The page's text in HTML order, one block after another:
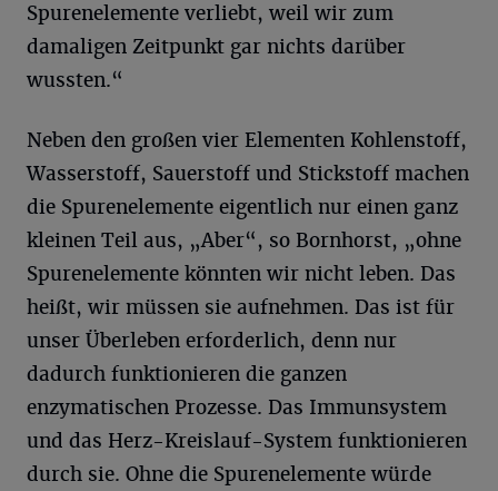
Spurenelemente verliebt, weil wir zum
damaligen Zeitpunkt gar nichts darüber
wussten.“
Neben den großen vier Elementen Kohlenstoff,
Wasserstoff, Sauerstoff und Stickstoff machen
die Spurenelemente eigentlich nur einen ganz
kleinen Teil aus, „Aber“, so Bornhorst, „ohne
Spurenelemente könnten wir nicht leben. Das
heißt, wir müssen sie aufnehmen. Das ist für
unser Überleben erforderlich, denn nur
dadurch funktionieren die ganzen
enzymatischen Prozesse. Das Immunsystem
und das Herz-Kreislauf-System funktionieren
durch sie. Ohne die Spurenelemente würde